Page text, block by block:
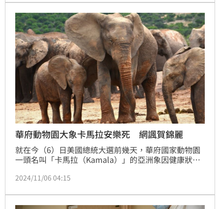
華府動物園大象卡馬拉安樂死 網諷賀錦麗
就在今（6）日美國總統大選前幾天，華府國家動物園
一頭名叫「卡馬拉（Kamala）」的亞洲象因健康狀況
錦麗（Kamala Harris）的競選是「不祥之兆」。
2024/11/06 04:15